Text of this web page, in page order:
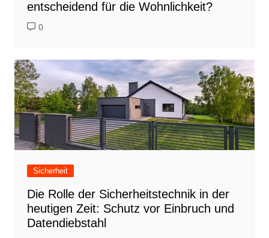
entscheidend für die Wohnlichkeit?
0
Sicherheit
Die Rolle der Sicherheitstechnik in der
heutigen Zeit: Schutz vor Einbruch und
Datendiebstahl